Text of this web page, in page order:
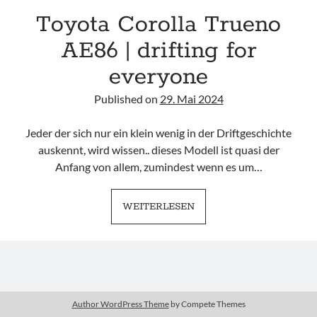
#schreischwein
Toyota Corolla Trueno
AE86 | drifting for
everyone
Published on 29. Mai 2024
Jeder der sich nur ein klein wenig in der Driftgeschichte
auskennt, wird wissen.. dieses Modell ist quasi der
Anfang von allem, zumindest wenn es um…
WEITERLESENTOYOTA
COROLLA
DRIFTING
FOR
Author WordPress Themeby Compete Themes